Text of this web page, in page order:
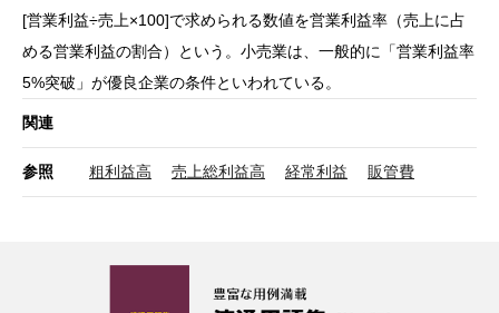
[営業利益÷売上×100]で求められる数値を営業利益率（売上に占
める営業利益の割合）という。小売業は、一般的に「営業利益率
5%突破」が優良企業の条件といわれている。
関連
参照 粗利益高 売上総利益高 経常利益 販管費